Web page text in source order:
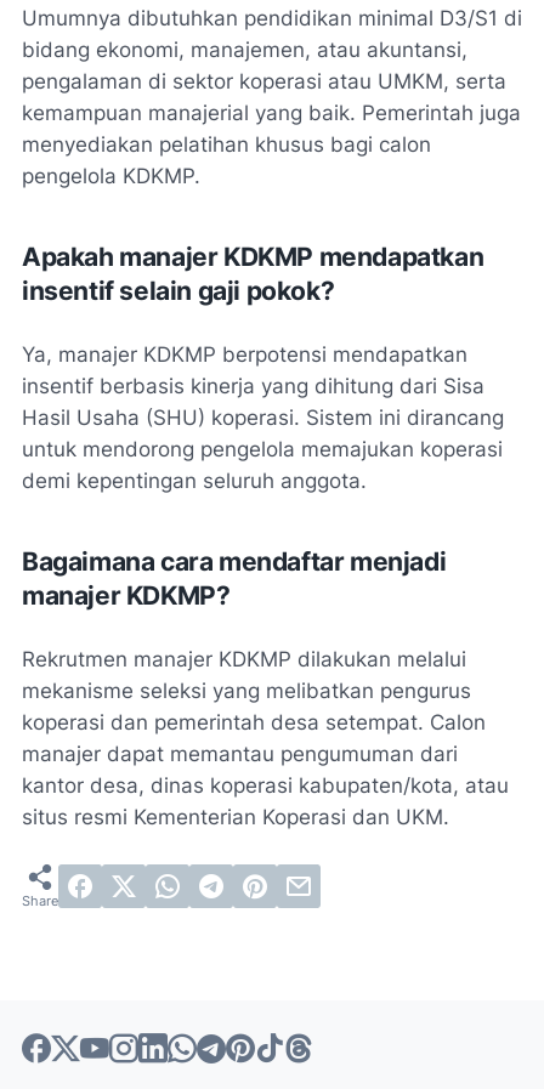
Umumnya dibutuhkan pendidikan minimal D3/S1 di
bidang ekonomi, manajemen, atau akuntansi,
pengalaman di sektor koperasi atau UMKM, serta
kemampuan manajerial yang baik. Pemerintah juga
menyediakan pelatihan khusus bagi calon
pengelola KDKMP.
Apakah manajer KDKMP mendapatkan
insentif selain gaji pokok?
Ya, manajer KDKMP berpotensi mendapatkan
insentif berbasis kinerja yang dihitung dari Sisa
Hasil Usaha (SHU) koperasi. Sistem ini dirancang
untuk mendorong pengelola memajukan koperasi
demi kepentingan seluruh anggota.
Bagaimana cara mendaftar menjadi
manajer KDKMP?
Rekrutmen manajer KDKMP dilakukan melalui
mekanisme seleksi yang melibatkan pengurus
koperasi dan pemerintah desa setempat. Calon
manajer dapat memantau pengumuman dari
kantor desa, dinas koperasi kabupaten/kota, atau
situs resmi Kementerian Koperasi dan UKM.